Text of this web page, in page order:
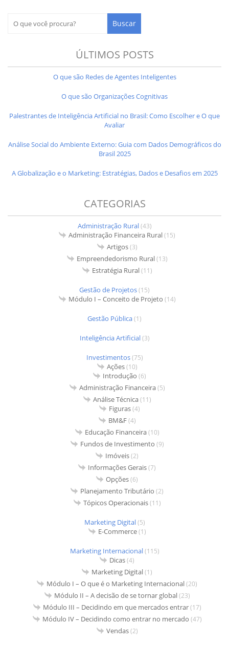
ÚLTIMOS POSTS
O que são Redes de Agentes Inteligentes
O que são Organizações Cognitivas
Palestrantes de Inteligência Artificial no Brasil: Como Escolher e O que
Avaliar
Análise Social do Ambiente Externo: Guia com Dados Demográficos do
Brasil 2025
A Globalização e o Marketing: Estratégias, Dados e Desafios em 2025
CATEGORIAS
Administração Rural(43)
Administração Financeira Rural(15)
Artigos(3)
Empreendedorismo Rural(13)
Estratégia Rural(11)
Gestão de Projetos(15)
Módulo I – Conceito de Projeto (14)
Gestão Pública(1)
Inteligência Artificial(3)
Investimentos(75)
Ações(10)
Introdução (6)
Administração Financeira(5)
Análise Técnica(11)
Figuras(4)
BM&F(4)
Educação Financeira(10)
Fundos de Investimento (9)
Imóveis(2)
Informações Gerais(7)
Opções(6)
Planejamento Tributário (2)
Tópicos Operacionais(11)
Marketing Digital(5)
E-Commerce(1)
Marketing Internacional(115)
Dicas(4)
Marketing Digital(1)
Módulo I – O que é o Marketing Internacional(20)
Módulo II – A decisão de se tornar global(23)
Módulo III – Decidindo em que mercados entrar(17)
Módulo IV – Decidindo como entrar no mercado (47)
Vendas(2)